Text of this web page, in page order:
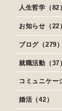
人生哲学（82
お知らせ（22
ブログ（279）
就職活動（37
コミュニケー
婚活（42）